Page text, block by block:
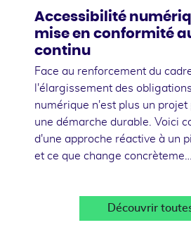
Accessibilité
mise en conformité
continu
Face au renforcement du
l'élargissement des
numérique n'est plus un projet
une démarche durable. Voici
d'une approche réactive à un
et ce que change concrèteme…
Découvrir